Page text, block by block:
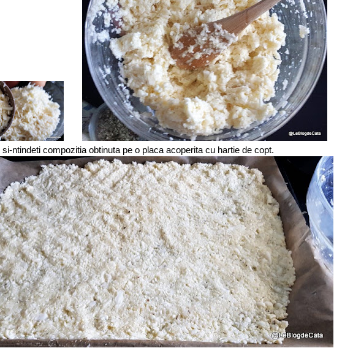
ntindeti compozitia obtinuta pe o placa acoperita cu hartie de copt.